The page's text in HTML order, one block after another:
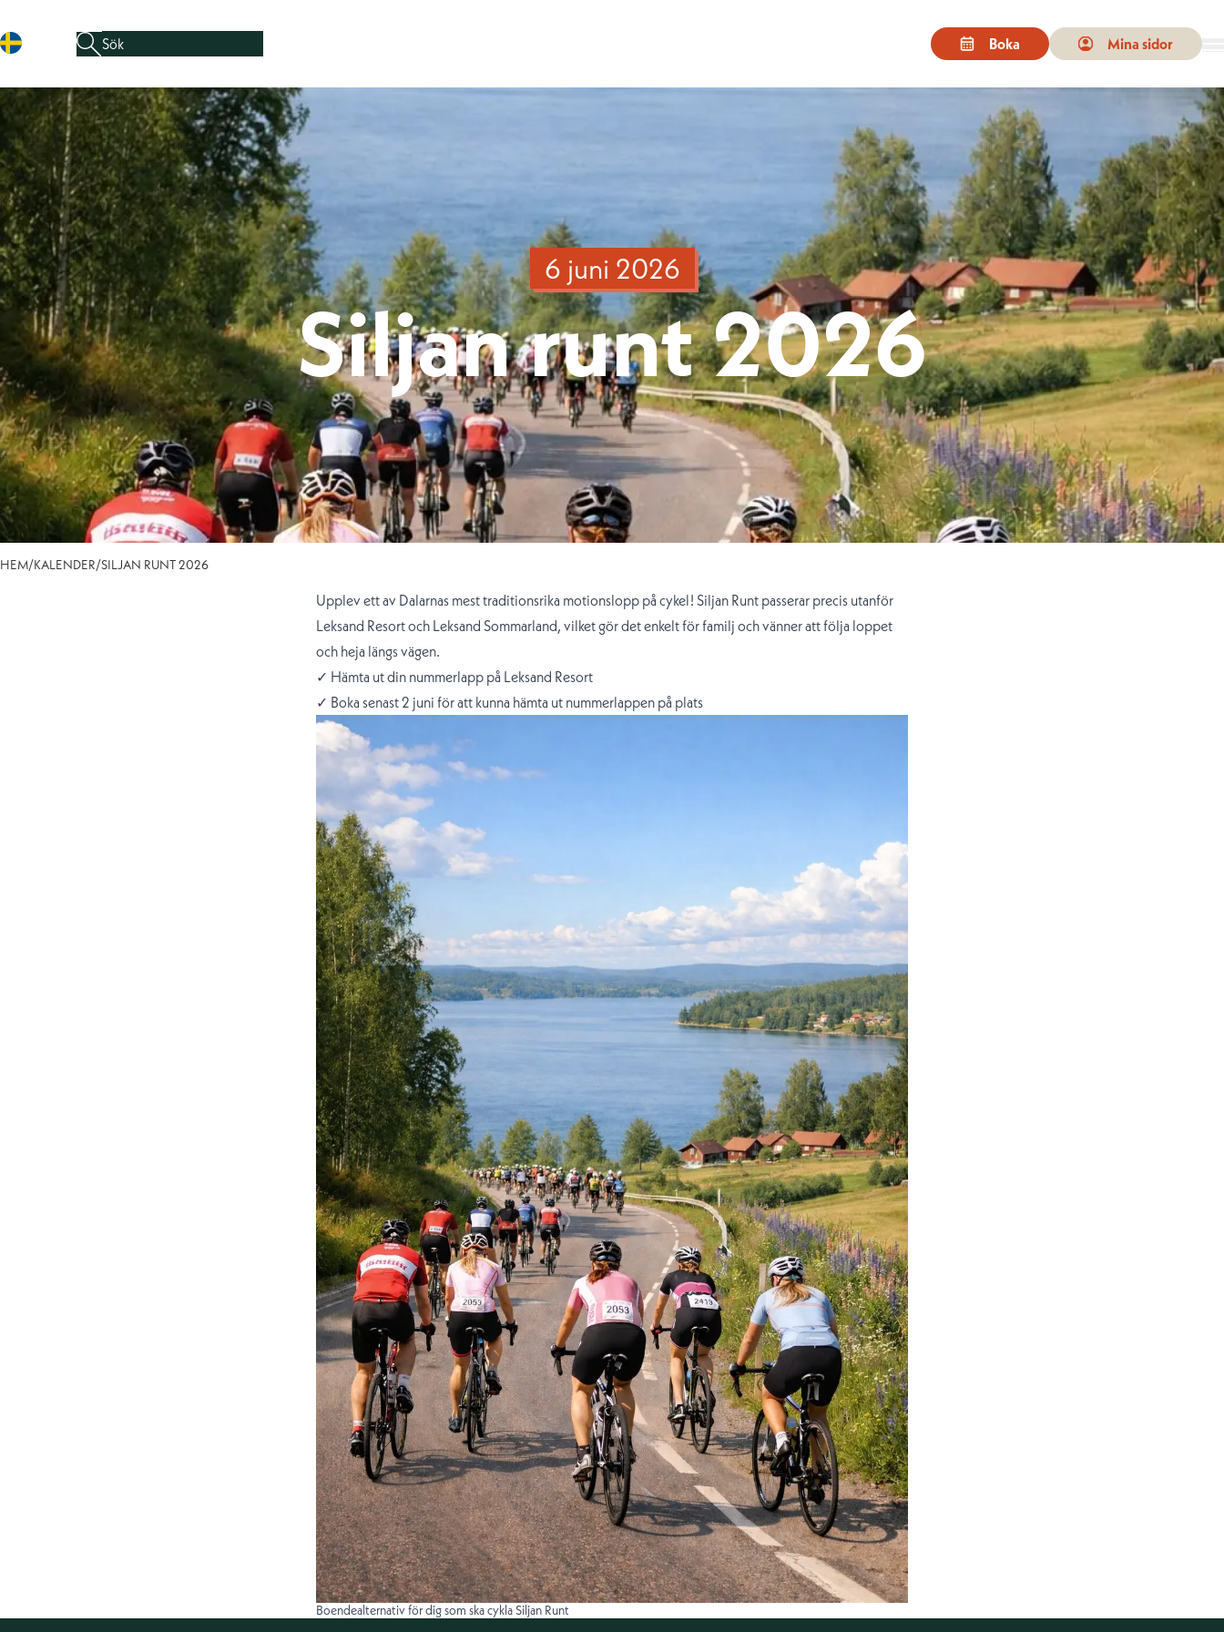
Hoppa till innehåll
Sök efter:
Boka Mina sidor
6 juni 2026
Siljan runt 2026
HEM/KALENDER/SILJAN RUNT 2026
Upplev ett av Dalarnas mest traditionsrika motionslopp på cykel! Siljan Runt passerar precis utanför
Leksand Resort och Leksand Sommarland, vilket gör det enkelt för familj och vänner att följa loppet
och heja längs vägen.
✓ Hämta ut din nummerlapp på Leksand Resort
✓ Boka senast 2 juni för att kunna hämta ut nummerlappen på plats
Boendealternativ för dig som ska cykla Siljan Runt